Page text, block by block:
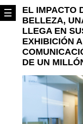
☰
EL IMPACTO
BELLEZA,
LLEGA EN
EXHIBICIÓN
DE UN